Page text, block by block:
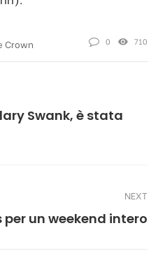
Crown 0 710
Swank, è stata
NEXT
un weekend intero